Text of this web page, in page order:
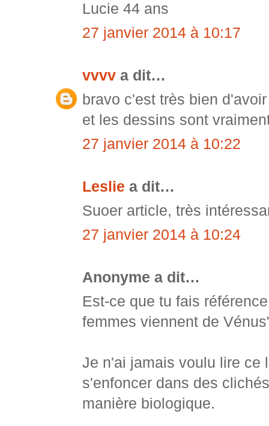
Lucie 44 ans
27 janvier 2014 à 10:17
vvvv a dit…
bravo c'est très bien
et les dessins sont
27 janvier 2014 à 10:22
Leslie a dit…
Suoer article, très
27 janvier 2014 à 10:24
Anonyme a dit…
Est-ce que tu fais
femmes viennent de
Je n'ai jamais voulu lire ce
s'enfoncer dans des
manière biologique.